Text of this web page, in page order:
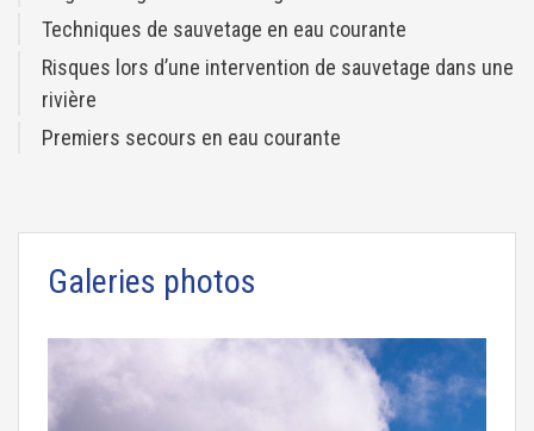
Techniques de sauvetage en eau courante
Risques lors d’une intervention de sauvetage dans une
rivière
Premiers secours en eau courante
Galeries photos